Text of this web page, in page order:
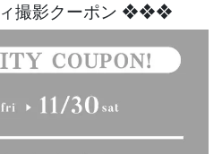
撮影クーポン ❖❖❖